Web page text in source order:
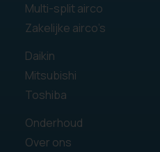
Multi-split airco
Zakelijke airco’s
Daikin
Mitsubishi
Toshiba
Onderhoud
Over ons